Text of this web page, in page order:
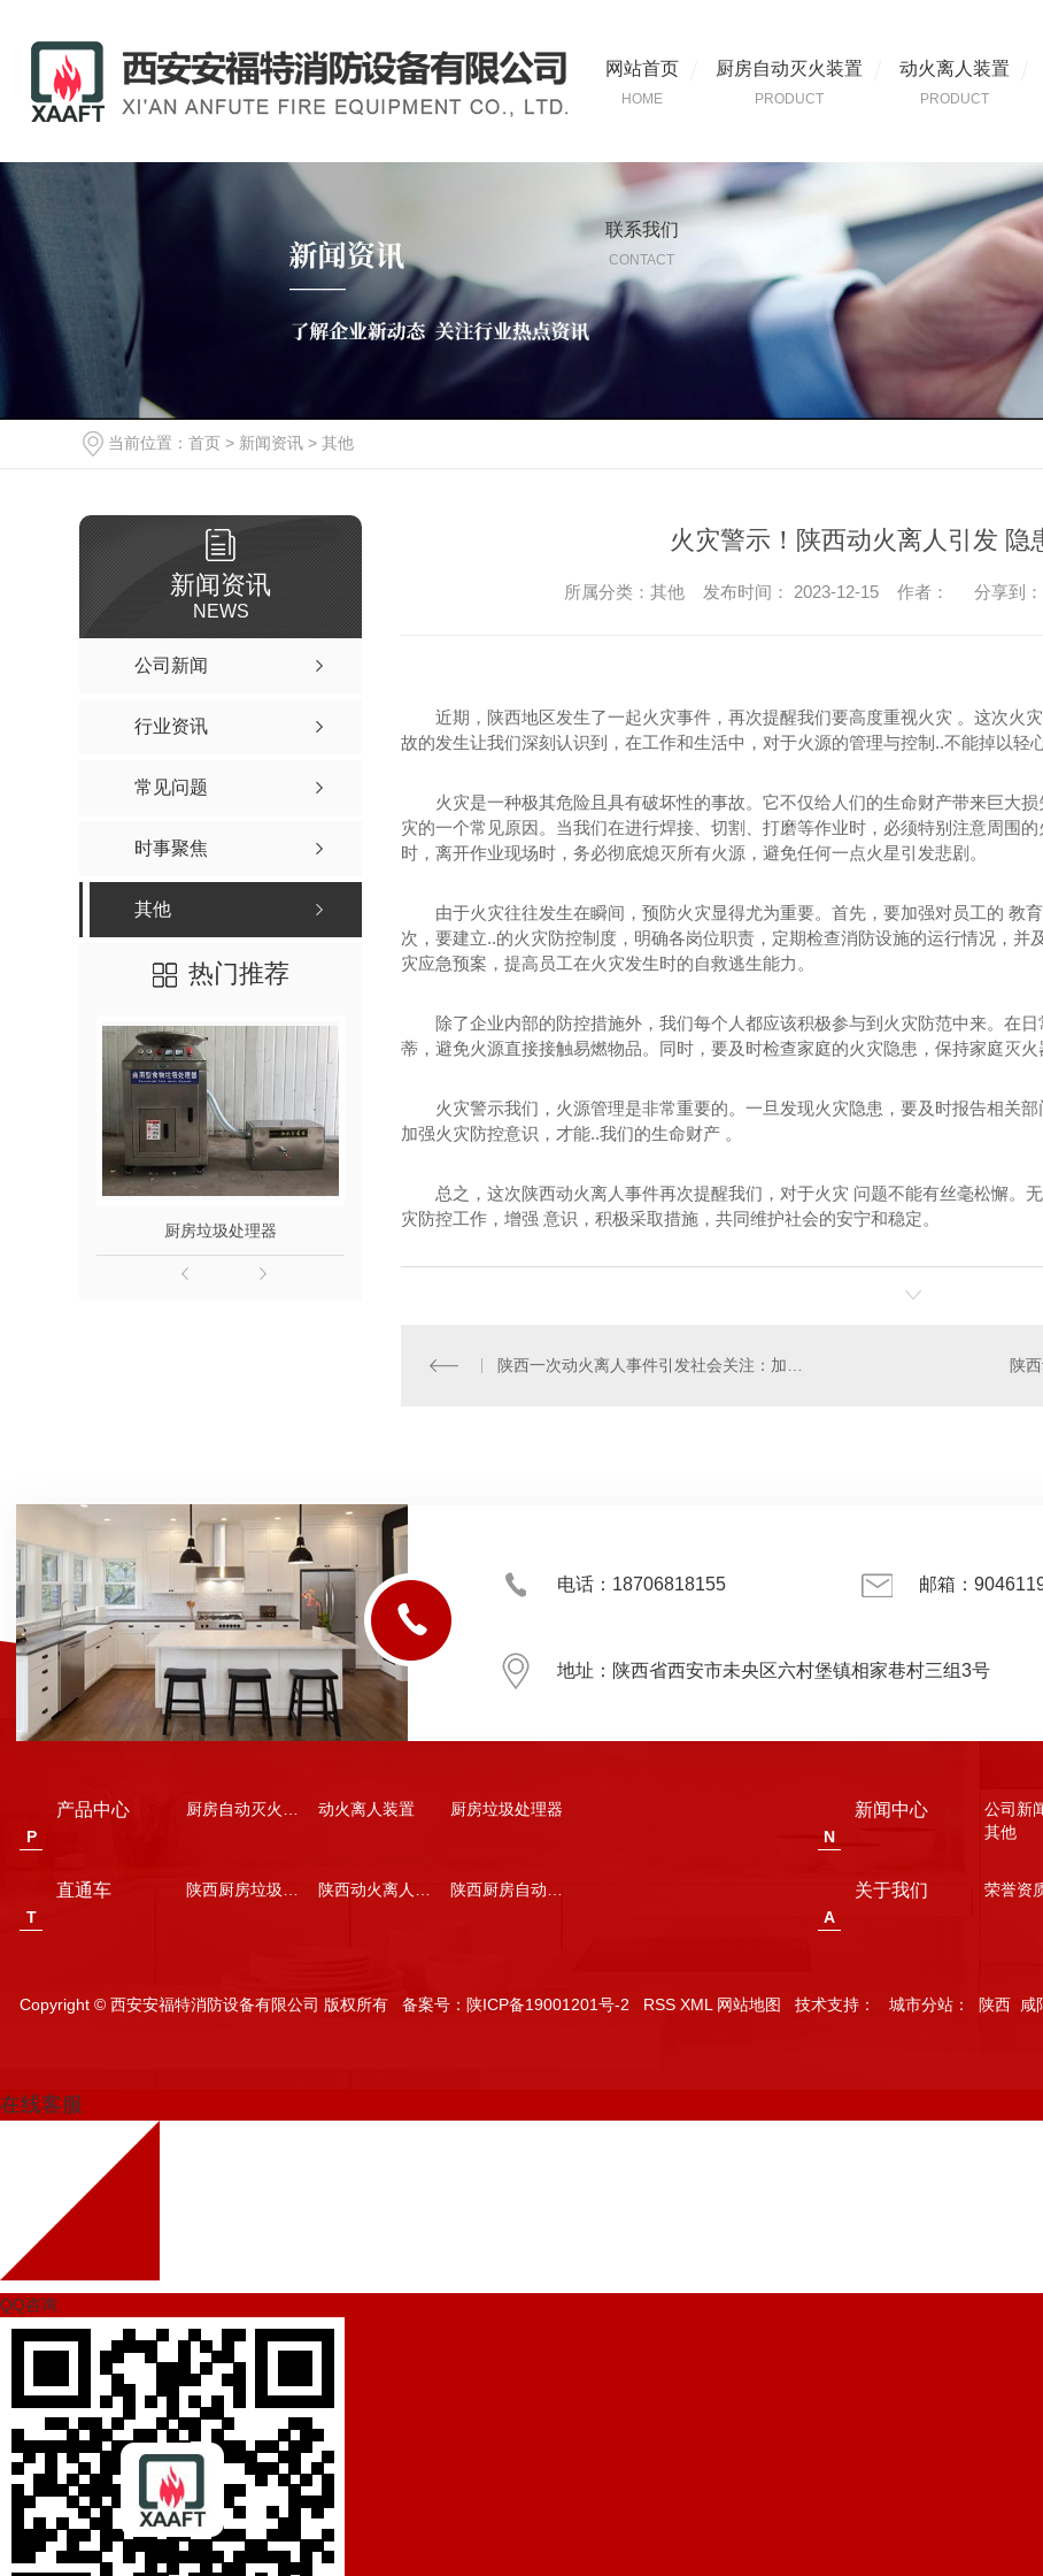
网站首页
HOME
厨房自动灭火装置
PRODUCT
动火离人装置
PRODUCT
联系我们
CONTACT
当前位置： 首页 > 新闻资讯 > 其他
新闻资讯
NEWS
公司新闻
行业资讯
常见问题
时事聚焦
其他
热门推荐
厨房垃圾处理器 陕西灭火装置 厨房自动灭火装置销售
火灾警示！陕西动火离人引发 隐
所属分类：其他 发布时间： 2023-12-15 作者： 分享到：
近期，陕西地区发生了一起火灾事件，再次提醒我们要高度重视火灾 。这次火
故的发生让我们深刻认识到，在工作和生活中，对于火源的管理与控制..不能掉以轻心
火灾是一种极其危险且具有破坏性的事故。它不仅给人们的生命财产带来巨大
灾的一个常见原因。当我们在进行焊接、切割、打磨等作业时，必须特别注意周围
时，离开作业现场时，务必彻底熄灭所有火源，避免任何一点火星引发悲剧。
由于火灾往往发生在瞬间，预防火灾显得尤为重要。首先，要加强对员工的 教
次，要建立..的火灾防控制度，明确各岗位职责，定期检查消防设施的运行情况，并
灾应急预案，提高员工在火灾发生时的自救逃生能力。
除了企业内部的防控措施外，我们每个人都应该积极参与到火灾防范中来。在
蒂，避免火源直接接触易燃物品。同时，要及时检查家庭的火灾隐患，保持家庭灭火
火灾警示我们，火源管理是非常重要的。一旦发现火灾隐患，要及时报告相关
加强火灾防控意识，才能..我们的生命财产 。
总之，这次陕西动火离人事件再次提醒我们，对于火灾 问题不能有丝毫松懈。
灾防控工作，增强 意识，积极采取措施，共同维护社会的安宁和稳定。
陕西一次动火离人事件引发社会关注：加强 意识刻不容缓
电话：18706818155 邮箱：
地址：陕西省西安市未央区六村堡镇相家巷村三组3号
P
产品中心 厨房自动灭火装置 动火离人装置
厨房垃圾处理器
N
新闻中心 公司新
其他
T
直通车 陕西厨房垃圾处理器 陕西动火离人装置安装
陕西厨房自动灭火装置
A
关于我们 荣誉资
Copyright © 西安安福特消防设备有限公司 版权所有 备案号： 陕ICP备19001201号-2 RSS XML 网站地图 技术支持： 城市分站 ： 陕西 咸
在线客服
QQ咨询